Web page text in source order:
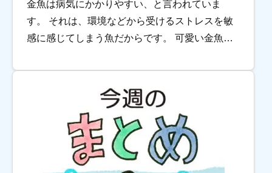
金魚は病気にかかりやすい、と言われていま
す。 それは、環境などから受けるストレスを敏
感に感じてしまう魚だからです。 可愛い金魚に
ぜ病気にかかるのか、金魚と病気の関係をまと